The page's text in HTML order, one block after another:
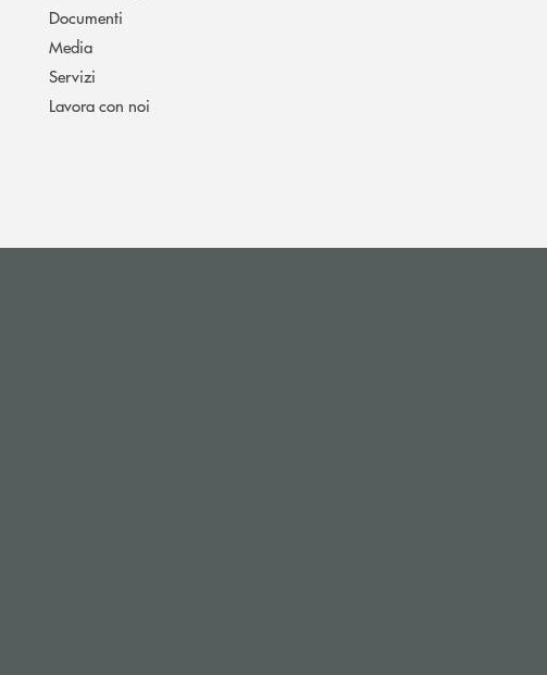
Documenti
Media
Servizi
Lavora con noi